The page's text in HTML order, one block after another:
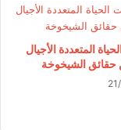
المتعددة الأجيال
الشيخوخة